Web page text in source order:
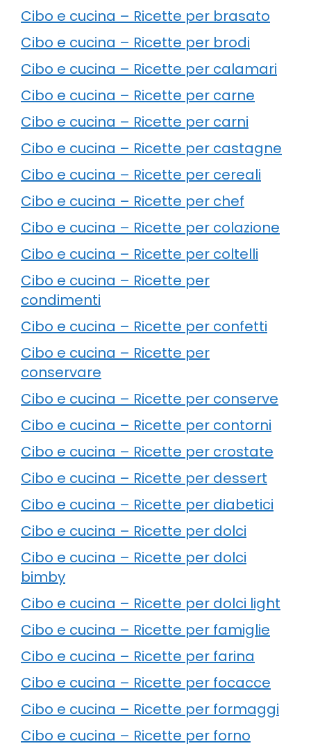
Cibo e cucina – Ricette per brasato
Cibo e cucina – Ricette per brodi
Cibo e cucina – Ricette per calamari
Cibo e cucina – Ricette per carne
Cibo e cucina – Ricette per carni
Cibo e cucina – Ricette per castagne
Cibo e cucina – Ricette per cereali
Cibo e cucina – Ricette per chef
Cibo e cucina – Ricette per colazione
Cibo e cucina – Ricette per coltelli
Cibo e cucina – Ricette per
condimenti
Cibo e cucina – Ricette per confetti
Cibo e cucina – Ricette per
conservare
Cibo e cucina – Ricette per conserve
Cibo e cucina – Ricette per contorni
Cibo e cucina – Ricette per crostate
Cibo e cucina – Ricette per dessert
Cibo e cucina – Ricette per diabetici
Cibo e cucina – Ricette per dolci
Cibo e cucina – Ricette per dolci
bimby
Cibo e cucina – Ricette per dolci light
Cibo e cucina – Ricette per famiglie
Cibo e cucina – Ricette per farina
Cibo e cucina – Ricette per focacce
Cibo e cucina – Ricette per formaggi
Cibo e cucina – Ricette per forno